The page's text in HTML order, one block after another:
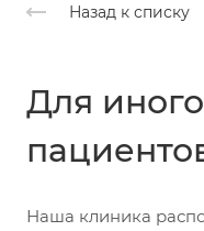
Назад к списку
Для
Наша клиника